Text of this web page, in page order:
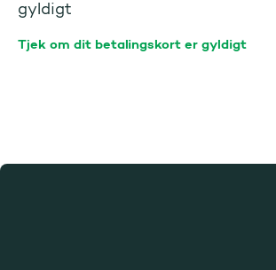
gyldigt
Tjek om dit betalingskort er gyldigt